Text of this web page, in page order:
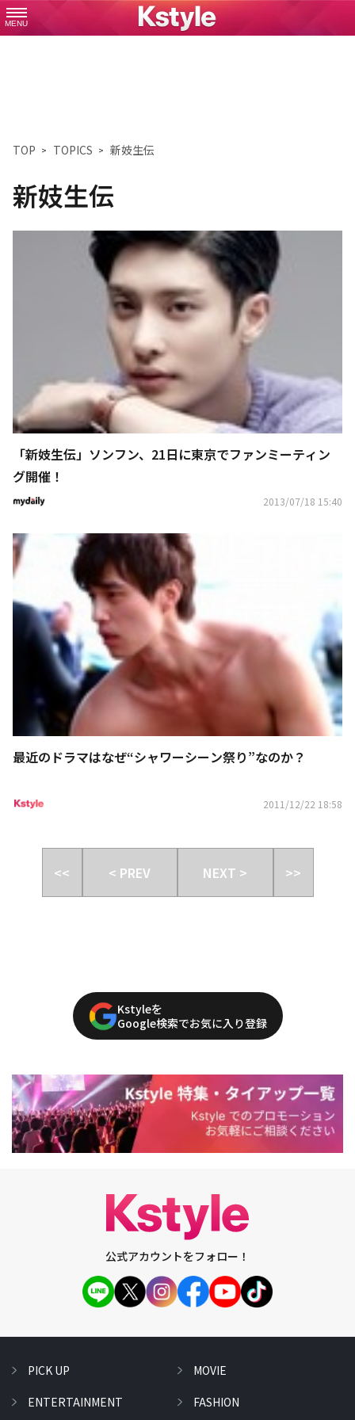
MENU
TOP TOPICS 新妓生伝
新妓生伝
「新妓生伝」ソンフン、21日に東京でファンミーティン
グ開催！
2013/07/18 15:40
最近のドラマはなぜ“シャワーシーン祭り”なのか？
2011/12/22 18:58
<< < PREV NEXT > >>
Kstyleを
Google検索でお気に入り登録
公式アカウントをフォロー！
PICK UP
ENTERTAINMENT
MOVIE
FASHION